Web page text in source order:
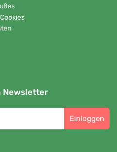
Newsletter
Einloggen